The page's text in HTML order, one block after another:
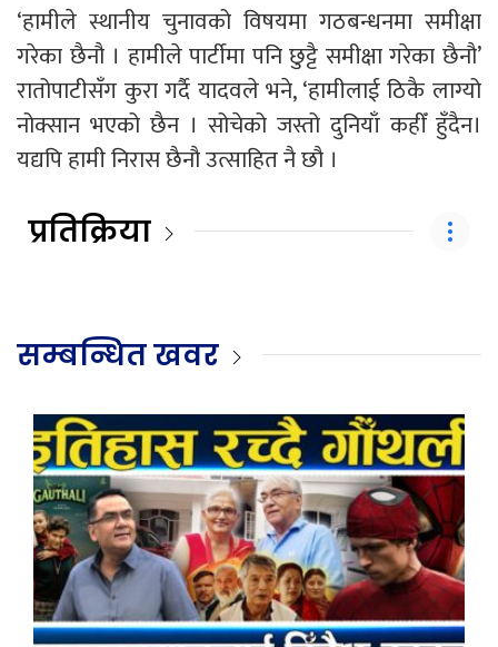
‘हामीले स्थानीय चुनावको विषयमा गठबन्धनमा समीक्षा
गरेका छैनौ । हामीले पार्टीमा पनि छुट्टै समीक्षा गरेका छैनौ’
रातोपाटीसँग कुरा गर्दै यादवले भने, ‘हामीलाई ठिकै लाग्यो
नोक्सान भएको छैन । सोचेको जस्तो दुनियाँ कहीँ हुँदैन।
यद्यपि हामी निरास छैनौ उत्साहित नै छौ ।
प्रतिक्रिया
सम्बन्धित खवर